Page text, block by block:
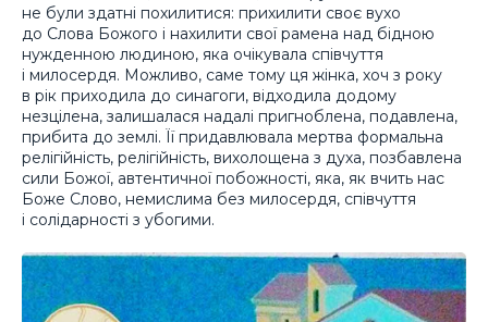
не були здатні похилитися: прихилити своє вухо
до Слова Божого і нахилити свої рамена над бідною
нужденною людиною, яка очікувала співчуття
і милосердя. Можливо, саме тому ця жінка, хоч з року
в рік приходила до синагоги, відходила додому
незцілена, залишалася надалі пригноблена, подавлена,
прибита до землі. Її придавлювала мертва формальна
релігійність, релігійність, вихолощена з духа, позбавлена
сили Божої, автентичної побожності, яка, як вчить нас
Боже Слово, немислима без милосердя, співчуття
і солідарності з убогими.